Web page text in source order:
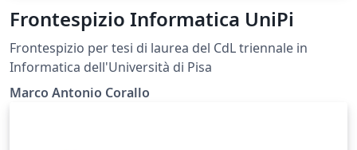
Frontespizio Informatica UniPi
Frontespizio per tesi di laurea del CdL triennale in
Informatica dell'Università di Pisa
Marco Antonio Corallo